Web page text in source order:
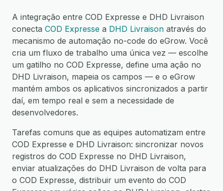
A integração entre COD Expresse e DHD Livraison
conecta COD Expresse a DHD Livraison através do
mecanismo de automação no-code do eGrow. Você
cria um fluxo de trabalho uma única vez — escolhe
um gatilho no COD Expresse, define uma ação no
DHD Livraison, mapeia os campos — e o eGrow
mantém ambos os aplicativos sincronizados a partir
daí, em tempo real e sem a necessidade de
desenvolvedores.
Tarefas comuns que as equipes automatizam entre
COD Expresse e DHD Livraison: sincronizar novos
registros do COD Expresse no DHD Livraison,
enviar atualizações do DHD Livraison de volta para
o COD Expresse, distribuir um evento do COD